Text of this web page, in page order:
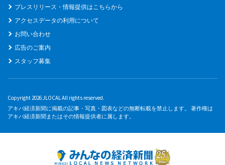
プレスリリース・情報提供はこちらから
アクセスデータの利用について
お問い合わせ
広告のご案内
スタッフ募集
Copyright 2026 JLOCAL All rights reserved.
アキバ経済新聞に掲載の記事・写真・図表などの無断転載を禁止します。 著作権は
アキバ経済新聞またはその情報提供者に属します。